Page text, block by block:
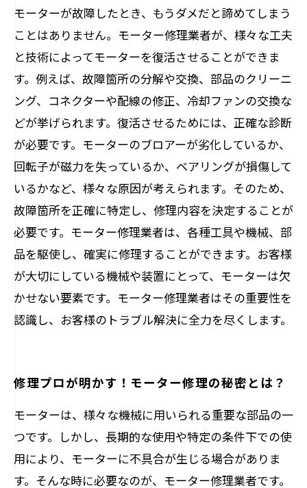
モーターが故障したとき、もうダメだと諦めてしまう
ことはありません。モーター修理業者が、様々な工夫
と技術によってモーターを復活させることができま
す。例えば、故障箇所の分解や交換、部品のクリーニ
ング、コネクターや配線の修正、冷却ファンの交換な
どが挙げられます。復活させるためには、正確な診断
が必要です。モーターのブロアーが劣化しているか、
回転子が磁力を失っているか、ベアリングが損傷して
いるかなど、様々な原因が考えられます。そのため、
故障箇所を正確に特定し、修理内容を決定することが
必要です。モーター修理業者は、各種工具や機械、部
品を駆使し、確実に修理することができます。お客様
が大切にしている機械や装置にとって、モーターは欠
かせない要素です。モーター修理業者はその重要性を
認識し、お客様のトラブル解決に全力を尽くします。
修理プロが明かす！モーター修理の秘密とは？
モーターは、様々な機械に用いられる重要な部品の一
つです。しかし、長期的な使用や特定の条件下での使
用により、モーターに不具合が生じる場合がありま
す。そんな時に必要なのが、モーター修理業者です。